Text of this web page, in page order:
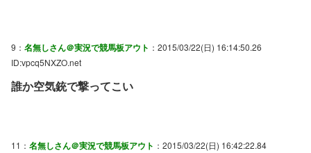
9： 名無しさん＠実況で競馬板アウト ：2015/03/22(日) 16:14:50.26
ID:vpcq5NXZO.net
誰か空気銃で撃ってこい
11： 名無しさん＠実況で競馬板アウト ：2015/03/22(日) 16:42:22.84